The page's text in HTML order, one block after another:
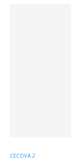
CECOVA 2